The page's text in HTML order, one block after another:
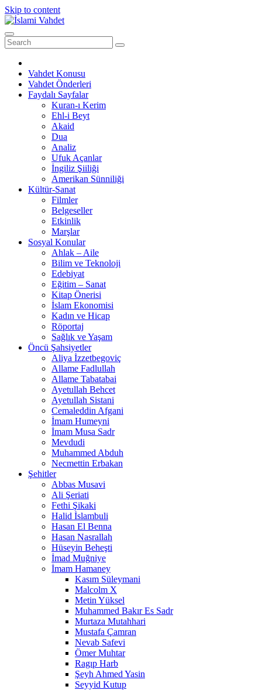
Skip to content
Vahdet Konusu
Vahdet Önderleri
Faydalı Sayfalar
Kuran-ı Kerim
Ehl-i Beyt
Akaid
Dua
Analiz
Ufuk Açanlar
İngiliz Şiiliği
Amerikan Sünniliği
Kültür-Sanat
Filmler
Belgeseller
Etkinlik
Marşlar
Sosyal Konular
Ahlak – Aile
Bilim ve Teknoloji
Edebiyat
Eğitim – Sanat
Kitap Önerisi
İslam Ekonomisi
Kadın ve Hicap
Röportaj
Sağlık ve Yaşam
Öncü Şahsiyetler
Aliya İzzetbegoviç
Allame Fadlullah
Allame Tabatabai
Ayetullah Behcet
Ayetullah Sistani
Cemaleddin Afgani
İmam Humeyni
İmam Musa Sadr
Mevdudi
Muhammed Abduh
Necmettin Erbakan
Şehitler
Abbas Musavi
Ali Şeriati
Fethi Şikaki
Halid İslambuli
Hasan El Benna
Hasan Nasrallah
Hüseyin Beheşti
İmad Muğniye
İmam Hamaney
Kasım Süleymani
Malcolm X
Metin Yüksel
Muhammed Bakır Es Sadr
Murtaza Mutahhari
Mustafa Çamran
Nevab Safevi
Ömer Muhtar
Ragıp Harb
Şeyh Ahmed Yasin
Seyyid Kutup